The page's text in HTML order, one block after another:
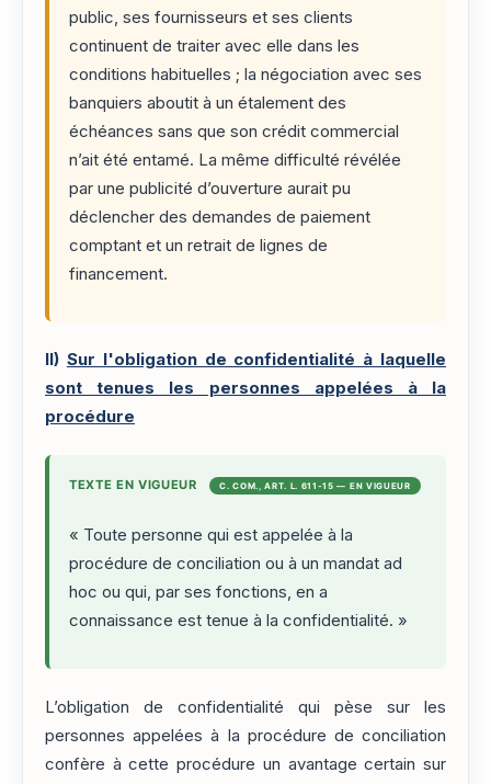
public, ses fournisseurs et ses clients
continuent de traiter avec elle dans les
conditions habituelles ; la négociation avec ses
banquiers aboutit à un étalement des
échéances sans que son crédit commercial
n’ait été entamé. La même difficulté révélée
par une publicité d’ouverture aurait pu
déclencher des demandes de paiement
comptant et un retrait de lignes de
financement.
II) Sur l'obligation de confidentialité à laquelle
sont tenues les personnes appelées à la
procédure
TEXTE EN VIGUEUR C. COM., ART. L. 611-15 — EN VIGUEUR
« Toute personne qui est appelée à la
procédure de conciliation ou à un mandat ad
hoc ou qui, par ses fonctions, en a
connaissance est tenue à la confidentialité. »
L’obligation de confidentialité qui pèse sur les
personnes appelées à la procédure de conciliation
confère à cette procédure un avantage certain sur